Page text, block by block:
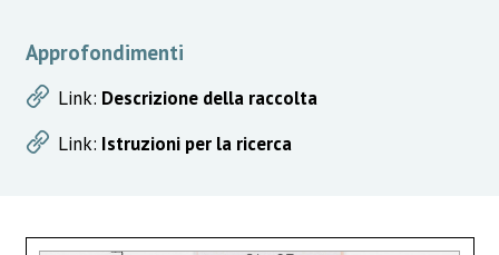
Approfondimenti
Link: Descrizione della raccolta
Link: Istruzioni per la ricerca